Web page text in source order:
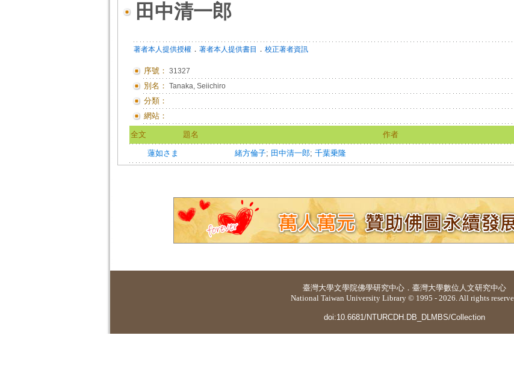
田中清一郎
著者本人提供授權． 著者本人提供書目 ． 校正著者資訊
序號： 31327
別名： Tanaka, Seiichiro
分類：
網站：
全文 題名 作者
蓮如さま 緒方倫子; 田中清一郎; 千葉乗隆
臺灣大學文學院佛學研究中心 ． 臺灣大學數位人文研究中心
National Taiwan University Library © 1995 - 2026. All rights
doi:10.6681/NTURCDH.DB_DLMBS/Collection